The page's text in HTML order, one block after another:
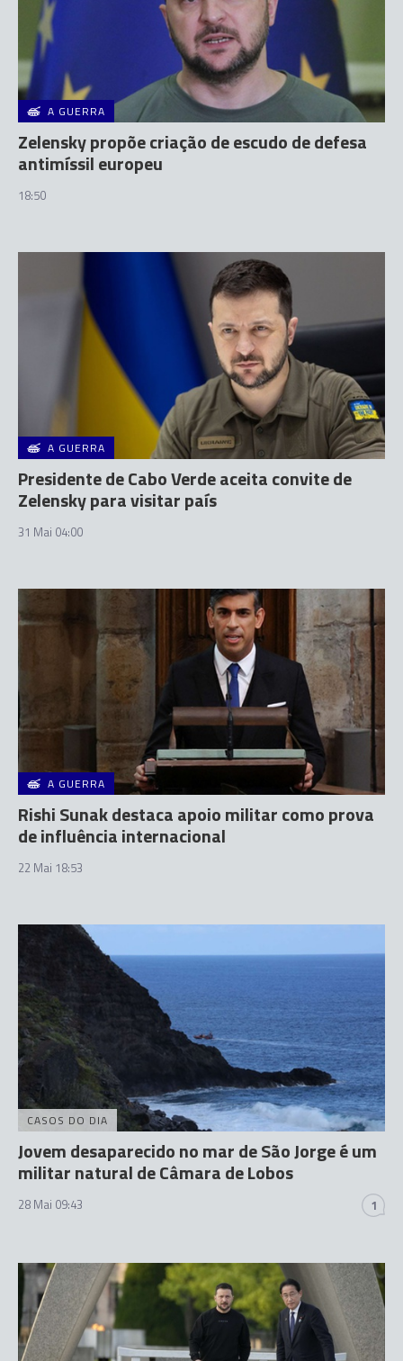
A GUERRA
Zelensky propõe criação de escudo de defesa
antimíssil europeu
18:50
A GUERRA
Presidente de Cabo Verde aceita convite de
Zelensky para visitar país
31 Mai 04:00
A GUERRA
Rishi Sunak destaca apoio militar como prova
de influência internacional
22 Mai 18:53
CASOS DO DIA
Jovem desaparecido no mar de São Jorge é um
militar natural de Câmara de Lobos
28 Mai 09:43 1